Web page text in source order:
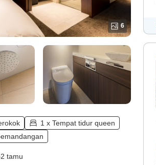
6
1 x Tempat tidur queen
tamu